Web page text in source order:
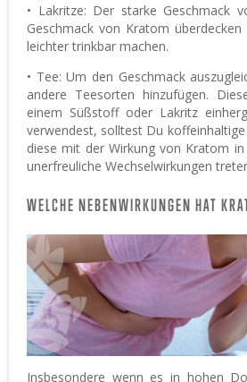
• Lakritze: Der starke Geschmack
Geschmack von Kratom
leichter trinkbar machen.
• Tee: Um den Geschmack
andere Teesorten hinzufügen.
einem Süßstoff oder Lakritz
verwendest, solltest Du
diese mit der Wirkung von Kratom
unerfreuliche Wechselwirkungen
WELCHE NEBENWIRKUNGEN HAT
Insbesondere wenn es in hohen